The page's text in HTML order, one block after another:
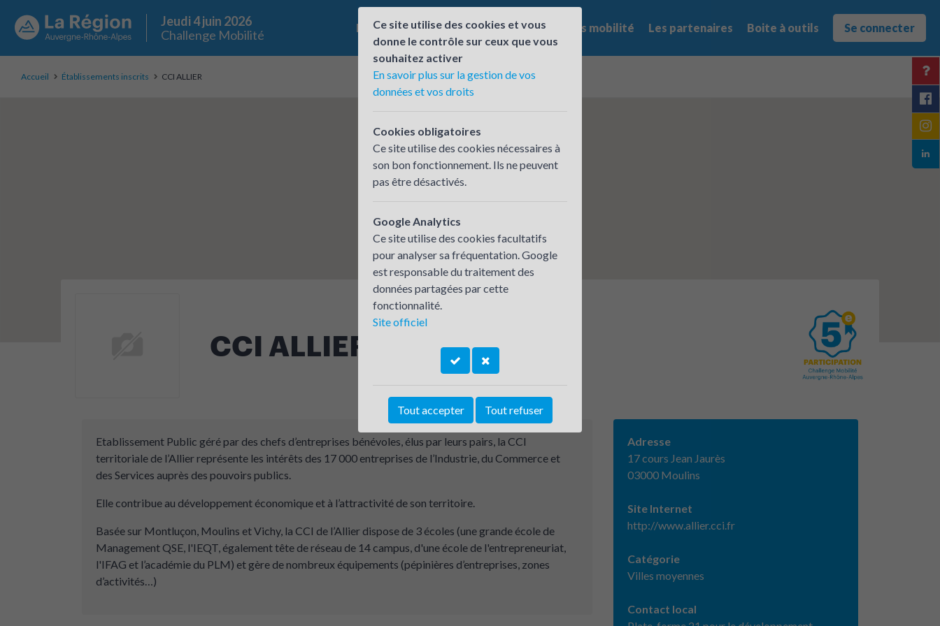
Jeudi 4 juin 2026
Challenge Mobilité
Le challenge Qui participe ? Les offres mobilité Les partenaires Boite à outils Se connecter
Accueil Établissements inscrits CCI ALLIER
CCI ALLIER
Etablissement Public géré par des chefs d’entreprises bénévoles, élus par leurs pairs, la CCI
territoriale de l’Allier représente les intérêts des 17 000 entreprises de l’Industrie, du Commerce et
des Services auprès des pouvoirs publics.
Elle contribue au développement économique et à l’attractivité de son territoire.
Basée sur Montluçon, Moulins et Vichy, la CCI de l’Allier dispose de 3 écoles (une grande école de
Management QSE, l'IEQT, également tête de réseau de 14 campus, d'une école de l'entrepreneuriat,
l'IFAG et l’académie du PLM) et gère de nombreux équipements (pépinières d’entreprises, zones
d’activités…)
Adresse
17 cours Jean Jaurès
03000 Moulins
Site Internet
http://www.allier.cci.fr
Catégorie
Villes moyennes
Contact local
Ce site utilise des cookies et vous
donne le contrôle sur ceux que vous
souhaitez activer
En savoir plus sur la gestion de vos
données et vos droits
Cookies obligatoires
Ce site utilise des cookies nécessaires à
son bon fonctionnement. Ils ne peuvent
pas être désactivés.
Google Analytics
Ce site utilise des cookies facultatifs
pour analyser sa fréquentation. Google
est responsable du traitement des
données partagées par cette
fonctionnalité.
Site officiel
Tout accepter Tout refuser